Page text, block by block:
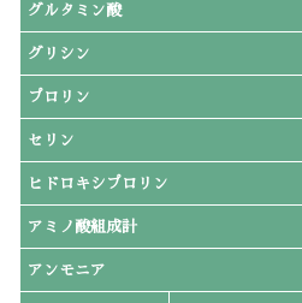
グルタミン酸
グリシン
プロリン
セリン
ヒドロキシプロリン
アミノ酸組成計
アンモニア